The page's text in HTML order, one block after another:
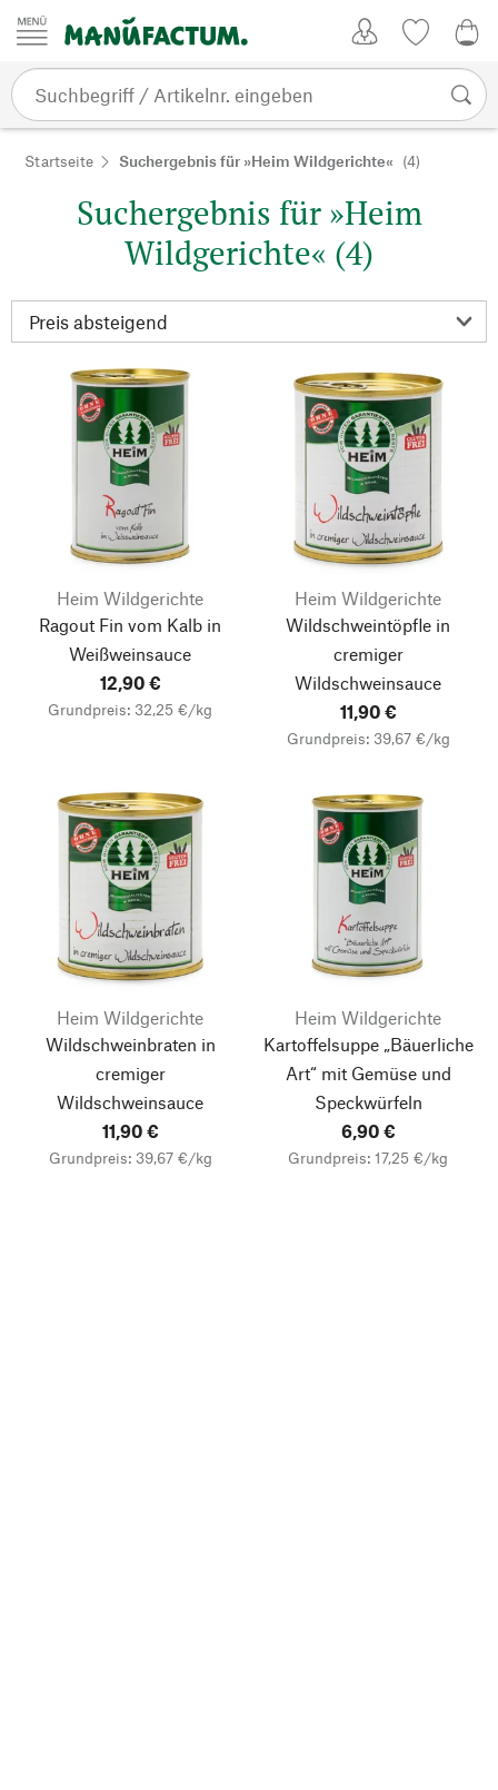
Zum Inhalt springen
Startseite Suchergebnis für »Heim Wildgerichte« (4)
Suchergebnis für »Heim
Wildgerichte« (4)
Heim Wildgerichte
Ragout Fin vom Kalb in
Weißweinsauce
12,90 €
Grundpreis: 32,25 €/kg
Heim Wildgerichte
Wildschweintöpfle in
cremiger
Wildschweinsauce
11,90 €
Grundpreis: 39,67 €/kg
Heim Wildgerichte
Wildschweinbraten in
cremiger
Wildschweinsauce
11,90 €
Grundpreis: 39,67 €/kg
Heim Wildgerichte
Kartoffelsuppe „Bäuerliche
Art“ mit Gemüse und
Speckwürfeln
6,90 €
Grundpreis: 17,25 €/kg